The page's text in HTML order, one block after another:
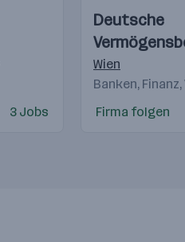
3 Jobs
Videos
Einblicke
Einblicke
Deutsche
AG
Wien
Banken,
Firma folgen